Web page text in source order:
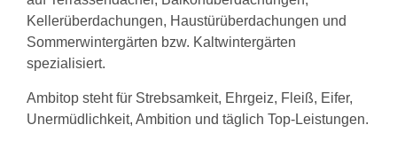
Kellerüberdachungen, Haustürüberdachungen und
Sommerwintergärten bzw. Kaltwintergärten
spezialisiert.
Ambitop steht für Strebsamkeit, Ehrgeiz, Fleiß, Eifer,
Unermüdlichkeit, Ambition und täglich Top-Leistungen.